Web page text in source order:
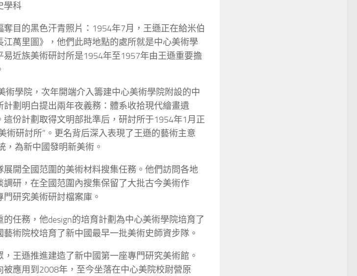
學科
奪目的黑色汗青照片：1954年7月，王遜正在給米伯
萬里圖》，他們此時地點的處所就是中心美術學
易近族美術研討所是1954年至1957年由王遜重要擔
術學院，次年開端介入籌建中心美術學院附設的中
計劃明白提出兩年夜義務：體系收拾現代繪畫遺
份計劃取得文明部批準后，研討所于1954年1月正
術研討所”。更名背后深入表現了王遜的藝術主意
為新中國發明新美術。
展開全國范圍的美術材料搜集任務。他們訪問各地
研，在全國范圍內搜集保留了大批古今美術作
研究美術研討檔案庫。
任務，他design的培育計劃為中心美術學院培育了
術院校培育了新中國最早一批美術史師資步隊。
王遜推進建造了新中國第一座專門研究美術館。
應用到2008年，至今坐落在中心美院校尉營原